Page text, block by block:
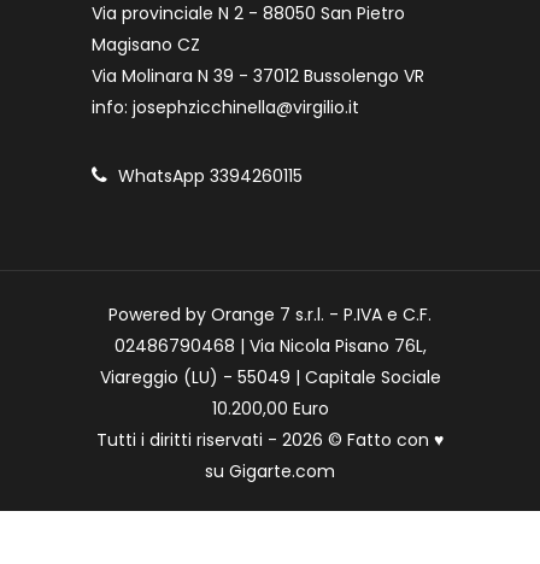
Via provinciale N 2 - 88050 San Pietro
Magisano CZ
Via Molinara N 39 - 37012 Bussolengo VR
info: josephzicchinella@virgilio.it
WhatsApp 3394260115
Powered by Orange 7 s.r.l. - P.IVA e C.F.
02486790468 | Via Nicola Pisano 76L,
Viareggio (LU) - 55049 | Capitale Sociale
10.200,00 Euro
Tutti i diritti riservati - 2026 © Fatto con ♥
su Gigarte.com